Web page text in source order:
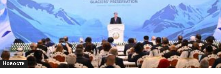
Новости